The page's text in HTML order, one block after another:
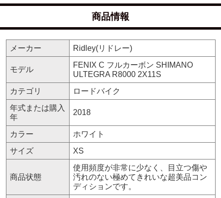
商品情報
メーカー Ridley(リドレー)
モデル
FENIX C フルカーボン SHIMANO
ULTEGRA R8000 2X11S
カテゴリ
ロードバイク
年式または購入
年
2018
カラー
ホワイト
サイズ
XS
商品状態
使用頻度が非常に少なく、目立つ傷や
汚れのない極めてきれいな超美品コン
ディションです。